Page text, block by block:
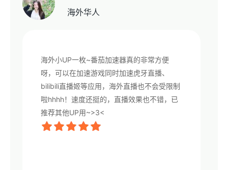
海外华人
海外小UP一枚~番茄加速器真的非常方便
呀，可以在加速游戏同时加速虎牙直播、
bilibili直播姬等应用，海外直播也不会受限制
啦hhhh！速度还挺的，直播效果也不错，已
推荐其他UP用~>3<